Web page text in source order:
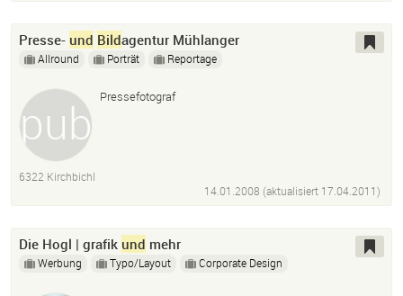
Presse- und Bildagentur Mühlanger
Allround Porträt Reportage
Pressefotograf
6322 Kirchbichl
14.01.2008 (aktualisiert 17.04.2011)
Die Hogl | grafik und mehr
Werbung Typo/Layout Corporate Design